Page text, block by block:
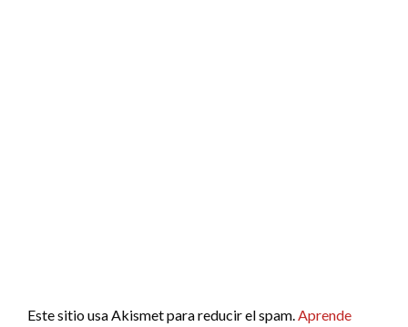
Este sitio usa Akismet para reducir el spam.Aprende